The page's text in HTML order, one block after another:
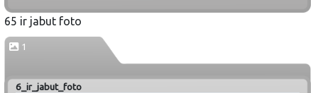
65 ir jabut foto
1
6_ir_jabut_foto